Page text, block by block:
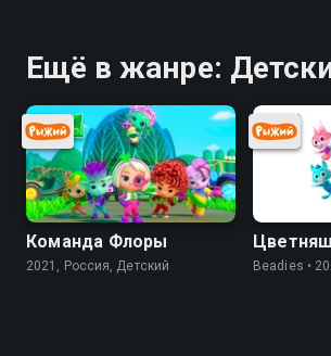
Ещё в жанре:
Команда Флоры
2021, Россия, Детский Beadies •